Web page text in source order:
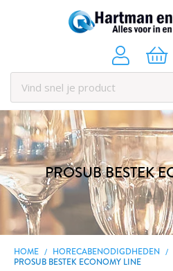
PROSUB BESTEK
HOME HORECABENODIGDHEDEN
PROSUB BESTEK ECONOMY LINE